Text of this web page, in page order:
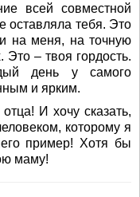
всей совместной
оставляла тебя. Это
на меня, на точную
– твоя гордость.
день у самого
и ярким.
И хочу сказать,
которому я
пример! Хотя бы
маму!